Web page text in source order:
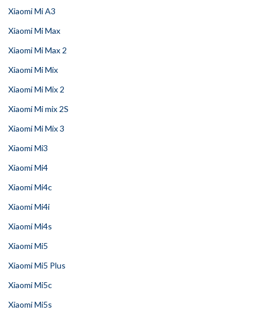
Xiaomi Mi A3
Xiaomi Mi Max
Xiaomi Mi Max 2
Xiaomi Mi Mix
Xiaomi Mi Mix 2
Xiaomi Mi mix 2S
Xiaomi Mi Mix 3
Xiaomi Mi3
Xiaomi Mi4
Xiaomi Mi4c
Xiaomi Mi4i
Xiaomi Mi4s
Xiaomi Mi5
Xiaomi Mi5 Plus
Xiaomi Mi5c
Xiaomi Mi5s